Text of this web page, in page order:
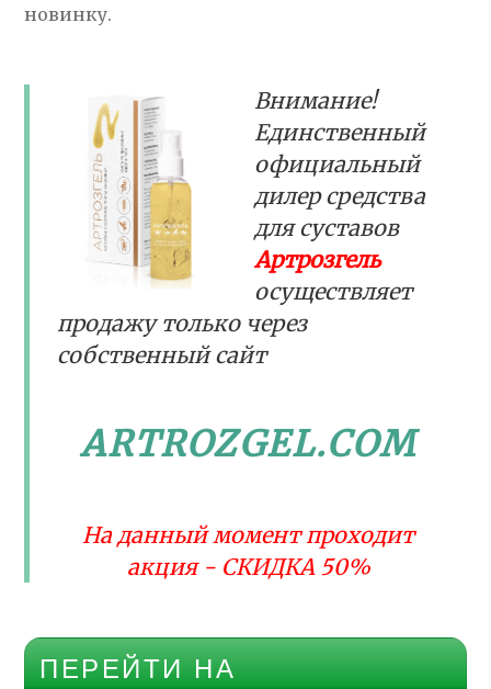
новинку.
Внимание!
Единственный
официальный
дилер средства
для суставов
Артрозгель
осуществляет
продажу только через
собственный сайт
ARTROZGEL.COM
На данный момент проходит
акция - СКИДКА 50%
ПЕРЕЙТИ НА